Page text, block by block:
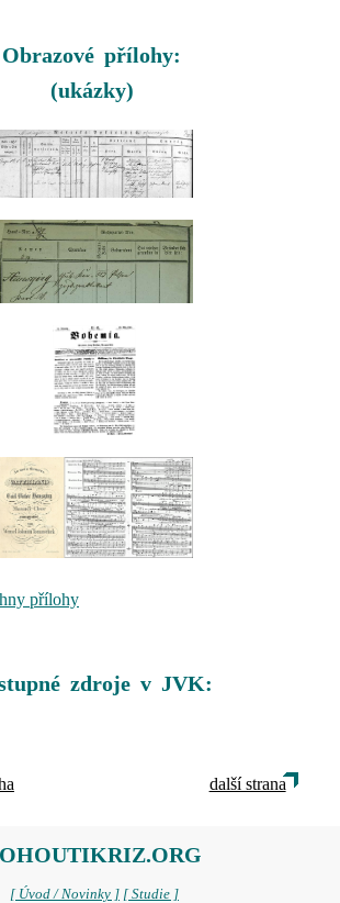
Obrazové přílohy:
(ukázky)
přílohy
zdroje v JVK:
další strana
[ Úvod / Novinky ] [ Studie ]